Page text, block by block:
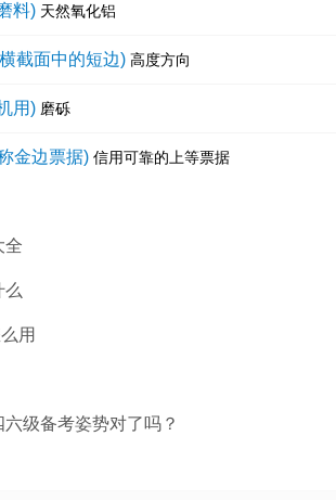
料) 天然氧化铝
截面中的短边) 高度方向
用) 磨砾
金边票据) 信用可靠的上等票据
全
么
用
级备考姿势对了吗？